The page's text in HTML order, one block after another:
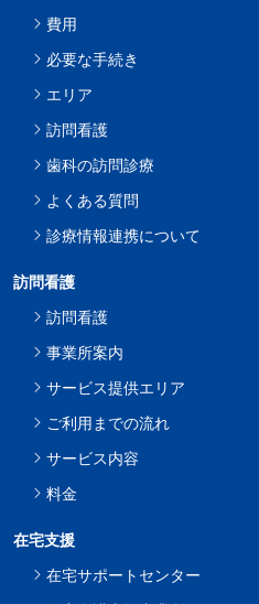
費用
必要な手続き
エリア
訪問看護
歯科の訪問診療
よくある質問
診療情報連携について
訪問看護
訪問看護
事業所案内
サービス提供エリア
ご利用までの流れ
サービス内容
料金
在宅支援
在宅サポートセンター